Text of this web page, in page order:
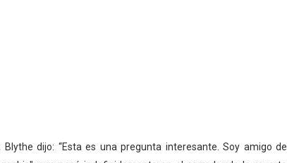
dijo: “Esta es una pregunta interesante. Soy amigo de